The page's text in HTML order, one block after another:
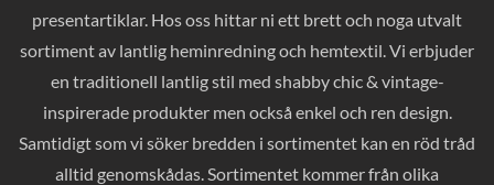
presentartiklar. Hos oss hittar ni ett brett och noga utvalt
sortiment av lantlig heminredning och hemtextil. Vi erbjuder
en traditionell lantlig stil med shabby chic & vintage-
inspirerade produkter men också enkel och ren design.
Samtidigt som vi söker bredden i sortimentet kan en röd tråd
alltid genomskådas. Sortimentet kommer från olika